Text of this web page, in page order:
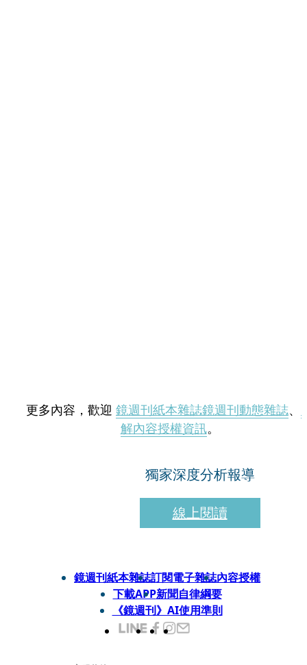
更多內容，歡迎 鏡週刊紙本雜誌鏡週刊動態雜誌、
解內容授權資訊。
獨家深度分析報導
線上閱讀
鏡週刊紙本雜誌訂閱電子雜誌內容授權
下載APP新聞自律綱要
《鏡週刊》AI使用準則